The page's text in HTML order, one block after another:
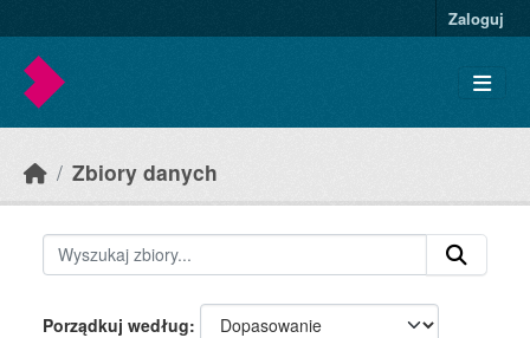
Zaloguj
Zbiory danych
Porządkuj według